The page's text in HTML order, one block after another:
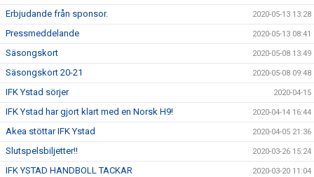
Erbjudande från sponsor. 2020-05-13 13:28
Pressmeddelande 2020-05-13 08:41
Säsongskort 2020-05-08 13:49
Säsongskort 20-21 2020-05-08 09:48
IFK Ystad sörjer 2020-04-15
IFK Ystad har gjort klart med en Norsk H9! 2020-04-14 16:44
Akea stöttar IFK Ystad 2020-04-05 21:36
Slutspelsbiljetter!! 2020-03-26 15:24
IFK YSTAD HANDBOLL TACKAR 2020-03-20 11:04